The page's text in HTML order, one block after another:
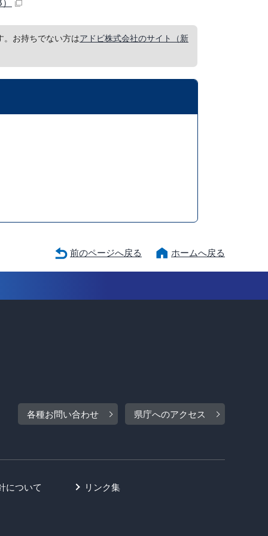
。お持ちでない方はアドビ株式会社のサイト（新
前のページへ戻る ホームへ戻る
各種お問い合わせ 県庁へのアクセス
について リンク集